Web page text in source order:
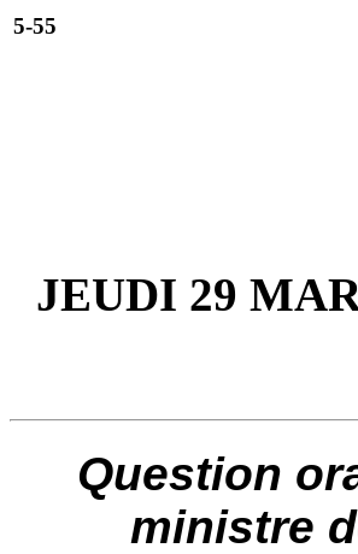
5-55
JEUDI 29
Question
ministre